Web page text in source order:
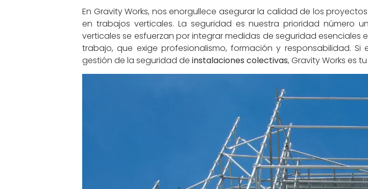
En Gravity Works, nos enorgullece asegurar la calidad de los
en trabajos verticales. La seguridad es nuestra prioridad número
verticales se esfuerzan por integrar medidas de seguridad
trabajo, que exige profesionalismo, formación y responsabilidad.
gestión de la seguridad deinstalaciones colectivas, Gravity Works es